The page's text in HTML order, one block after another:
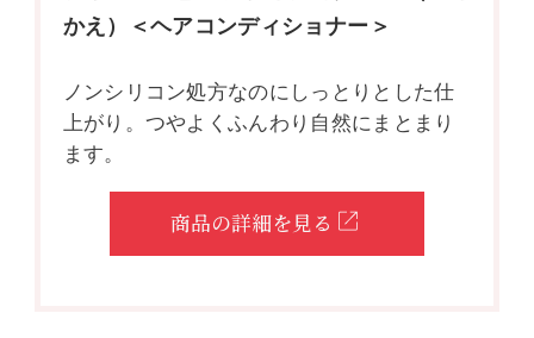
かえ）＜ヘアコンディショナー＞
ノンシリコン処方なのにしっとりとした仕
上がり。つやよくふんわり自然にまとまり
ます。
商品の詳細を見る